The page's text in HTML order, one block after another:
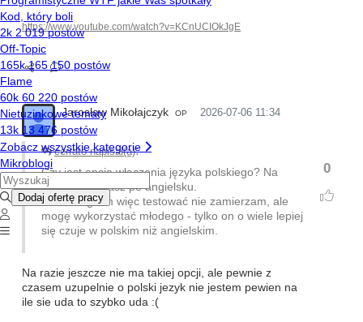
https://www.youtube.com/watch?v=KCnUCIOkJgE
Jarosław Mikołajczyk OP 2026-07-06 11:34
0
cerrato napisał(a):
Czy jest opcja włączenia języka polskiego? Na
screenach masz po angielsku.
Sam nie gram więc testować nie zamierzam, ale
mogę wykorzystać młodego - tylko on o wiele lepiej
się czuje w polskim niż angielskim.
Na razie jeszcze nie ma takiej opcji, ale pewnie z
czasem uzupelnie o polski jezyk nie jestem pewien na
ile sie uda to szybko uda :(